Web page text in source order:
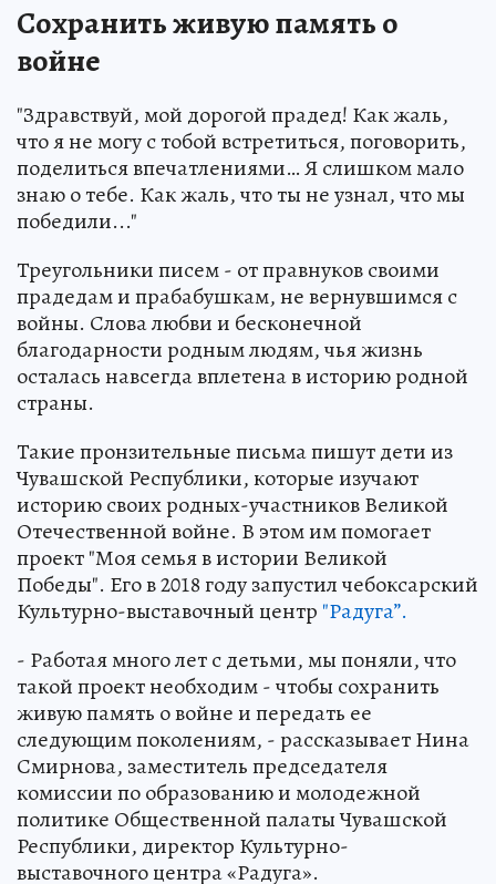
Сохранить живую память о
войне
"Здравствуй, мой дорогой прадед! Как жаль,
что я не могу с тобой встретиться, поговорить,
поделиться впечатлениями… Я слишком мало
знаю о тебе. Как жаль, что ты не узнал, что мы
победили..."
Треугольники писем - от правнуков своими
прадедам и прабабушкам, не вернувшимся с
войны. Слова любви и бесконечной
благодарности родным людям, чья жизнь
осталась навсегда вплетена в историю родной
страны.
Такие пронзительные письма пишут дети из
Чувашской Республики, которые изучают
историю своих родных-участников Великой
Отечественной войне. В этом им помогает
проект "Моя семья в истории Великой
Победы". Его в 2018 году запустил чебоксарский
Культурно-выставочный центр "Радуга”.
- Работая много лет с детьми, мы поняли, что
такой проект необходим - чтобы сохранить
живую память о войне и передать ее
следующим поколениям, - рассказывает Нина
Смирнова, заместитель председателя
комиссии по образованию и молодежной
политике Общественной палаты Чувашской
Республики, директор Культурно-
выставочного центра «Радуга».